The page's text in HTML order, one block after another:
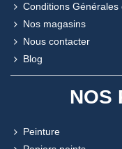
Conditions Générales
Nos magasins
Nous contacter
Blog
NOS
Peinture